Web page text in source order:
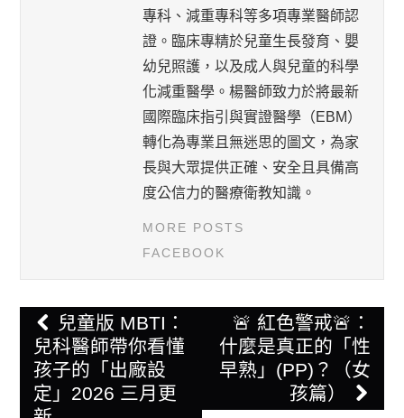
專科、減重專科等多項專業醫師認
證。臨床專精於兒童生長發育、嬰
幼兒照護，以及成人與兒童的科學
化減重醫學。楊醫師致力於將最新
國際臨床指引與實證醫學（EBM）
轉化為專業且無迷思的圖文，為家
長與大眾提供正確、安全且具備高
度公信力的醫療衛教知識。
MORE POSTS
FACEBOOK
Post
navigation
兒童版 MBTI：
兒科醫師帶你看懂
孩子的「出廠設
定」2026 三月更
🚨 紅色警戒🚨：
什麼是真正的「性
早熟」(PP)？（女
孩篇）